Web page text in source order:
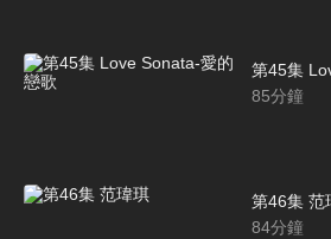
第45集
85分鐘
第46集 范
84分鐘